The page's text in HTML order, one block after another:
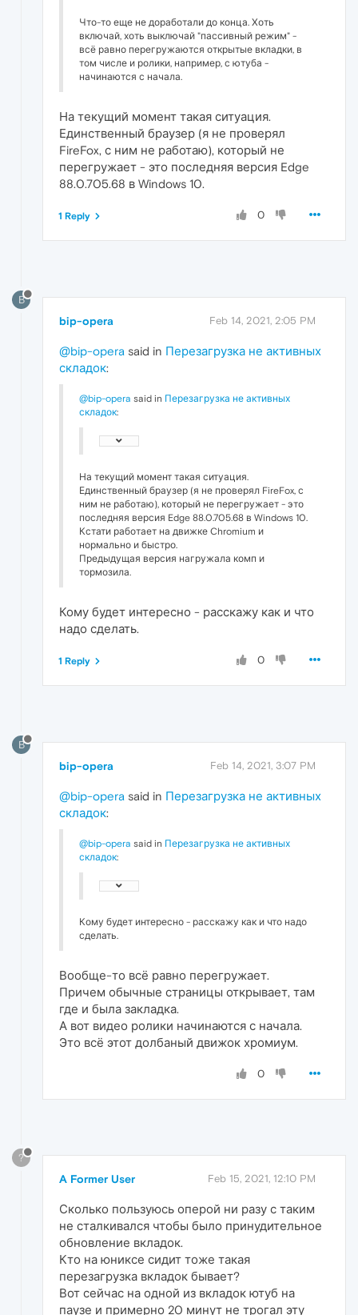
Что-то еще не доработали до конца. Хоть
включай, хоть выключай "пассивный режим" -
всё равно перегружаются открытые вкладки, в
том числе и ролики, например, с ютуба -
начинаются с начала.
На текущий момент такая ситуация.
Единственный браузер (я не проверял
FireFox, с ним не работаю), который не
перегружает - это последняя версия Edge
88.0.705.68 в Windows 10.
0
1 Reply
B
bip-opera Feb 14, 2021, 2:05 PM
@bip-opera said in Перезагрузка не активных
складок:
@bip-opera said in Перезагрузка не активных
складок:
На текущий момент такая ситуация.
Единственный браузер (я не проверял FireFox, с
ним не работаю), который не перегружает - это
последняя версия Edge 88.0.705.68 в Windows 10.
Кстати работает на движке Chromium и
нормально и быстро.
Предыдущая версия нагружала комп и
тормозила.
Кому будет интересно - расскажу как и что
надо сделать.
0
1 Reply
B
bip-opera Feb 14, 2021, 3:07 PM
@bip-opera said in Перезагрузка не активных
складок:
@bip-opera said in Перезагрузка не активных
складок:
Кому будет интересно - расскажу как и что надо
сделать.
Вообще-то всё равно перегружает.
Причем обычные страницы открывает, там
где и была закладка.
А вот видео ролики начинаются с начала.
Это всё этот долбаный движок хромиум.
0
?
A Former User Feb 15, 2021, 12:10 PM
Сколько пользуюсь оперой ни разу с таким
не сталкивался чтобы было принудительное
обновление вкладок.
Кто на юниксе сидит тоже такая
перезагрузка вкладок бывает?
Вот сейчас на одной из вкладок ютуб на
паузе и примерно 20 минут не трогал эту